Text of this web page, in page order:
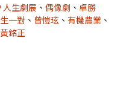
人生劇展 、 偶像劇 、 卓勝
一對 、 曾愷玹 、 有機農業 、
黃銘正